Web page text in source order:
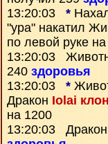
13:20:03 *
"ура" накатил
по левой руке на
13:20:03
240 здоровья
13:20:03 *
Дракон Iolai
на 1200
13:20:03 Дракон